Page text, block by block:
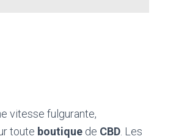
vitesse fulgurante,
toute boutique de CBD . Les